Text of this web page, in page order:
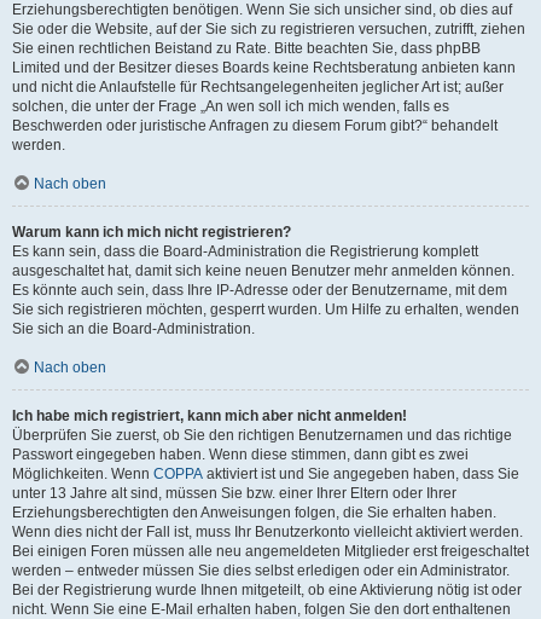
Erziehungsberechtigten benötigen. Wenn Sie sich unsicher sind, ob dies auf
Sie oder die Website, auf der Sie sich zu registrieren versuchen, zutrifft, ziehen
Sie einen rechtlichen Beistand zu Rate. Bitte beachten Sie, dass phpBB
Limited und der Besitzer dieses Boards keine Rechtsberatung anbieten kann
und nicht die Anlaufstelle für Rechtsangelegenheiten jeglicher Art ist; außer
solchen, die unter der Frage „An wen soll ich mich wenden, falls es
Beschwerden oder juristische Anfragen zu diesem Forum gibt?“ behandelt
werden.
Nach oben
Warum kann ich mich nicht registrieren?
Es kann sein, dass die Board-Administration die Registrierung komplett
ausgeschaltet hat, damit sich keine neuen Benutzer mehr anmelden können.
Es könnte auch sein, dass Ihre IP-Adresse oder der Benutzername, mit dem
Sie sich registrieren möchten, gesperrt wurden. Um Hilfe zu erhalten, wenden
Sie sich an die Board-Administration.
Nach oben
Ich habe mich registriert, kann mich aber nicht anmelden!
Überprüfen Sie zuerst, ob Sie den richtigen Benutzernamen und das richtige
Passwort eingegeben haben. Wenn diese stimmen, dann gibt es zwei
Möglichkeiten. Wenn COPPA aktiviert ist und Sie angegeben haben, dass Sie
unter 13 Jahre alt sind, müssen Sie bzw. einer Ihrer Eltern oder Ihrer
Erziehungsberechtigten den Anweisungen folgen, die Sie erhalten haben.
Wenn dies nicht der Fall ist, muss Ihr Benutzerkonto vielleicht aktiviert werden.
Bei einigen Foren müssen alle neu angemeldeten Mitglieder erst freigeschaltet
werden – entweder müssen Sie dies selbst erledigen oder ein Administrator.
Bei der Registrierung wurde Ihnen mitgeteilt, ob eine Aktivierung nötig ist oder
nicht. Wenn Sie eine E-Mail erhalten haben, folgen Sie den dort enthaltenen